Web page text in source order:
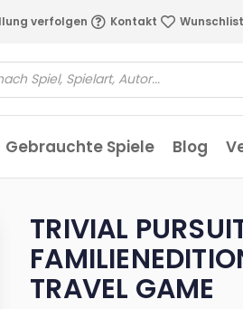
verfolgen Kontakt
Gebrauchte Spiele Blog
TRIVIAL
TRAVEL GAME